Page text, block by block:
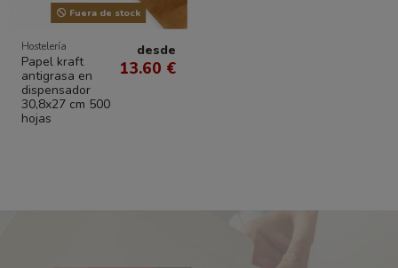
Fuera de stock
Hostelería
Papel kraft
antigrasa en
dispensador
30,8x27 cm 500
hojas
desde
13.60 €